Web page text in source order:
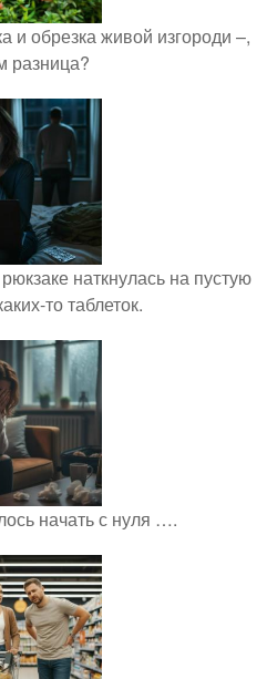
и обрезка живой изгороди –,
разница?
наткнулась на пустую
то таблеток.
начать с нуля ….